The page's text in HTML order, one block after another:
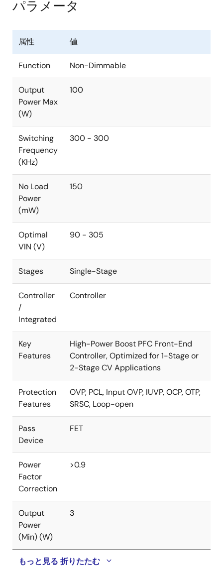
パラメータ
属性 値
Function Non-Dimmable
Output
Power Max
(W)
100
Switching
Frequency
(KHz)
300 - 300
No Load
Power
(mW)
150
Optimal
VIN (V)
90 - 305
Stages Single-Stage
Controller
/
Integrated
Controller
Key
Features
High-Power Boost PFC Front-End
Controller, Optimized for 1-Stage or
2-Stage CV Applications
Protection
Features
OVP, PCL, Input OVP, IUVP, OCP, OTP,
SRSC, Loop-open
Pass
Device
FET
Power
Factor
Correction
>0.9
Output
Power
(Min) (W)
3
もっと見る 折りたたむ